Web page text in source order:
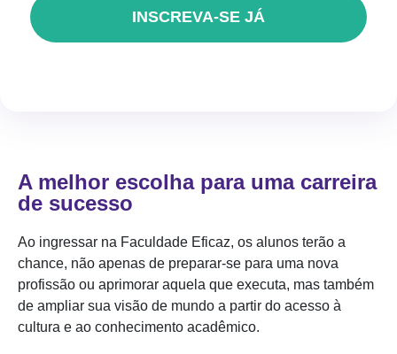
INSCREVA-SE JÁ
A melhor escolha para uma carreira
de sucesso
Ao ingressar na Faculdade Eficaz, os alunos terão a
chance, não apenas de preparar-se para uma nova
profissão ou aprimorar aquela que executa, mas também
de ampliar sua visão de mundo a partir do acesso à
cultura e ao conhecimento acadêmico.